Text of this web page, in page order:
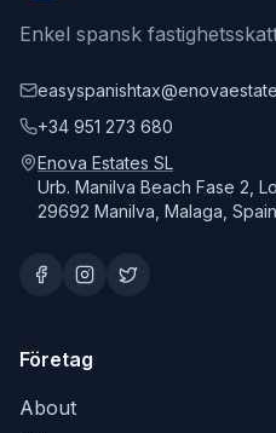
Enkel spansk
+34 951 273 680
Enova Estates SL
Urb. Manilva Beach Fase 2,
29692 Manilva, Malaga, Spain
Företag
About